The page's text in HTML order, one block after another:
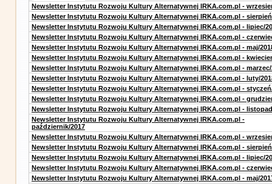
Newsletter Instytutu Rozwoju Kultury Alternatywnej IRKA.com.pl -
Newsletter Instytutu Rozwoju Kultury Alternatywnej IRKA.com.pl -
Newsletter Instytutu Rozwoju Kultury Alternatywnej IRKA.com.pl - lipiec/
Newsletter Instytutu Rozwoju Kultury Alternatywnej IRKA.com.pl -
Newsletter Instytutu Rozwoju Kultury Alternatywnej IRKA.com.pl - maj/
Newsletter Instytutu Rozwoju Kultury Alternatywnej IRKA.com.pl -
Newsletter Instytutu Rozwoju Kultury Alternatywnej IRKA.com.pl - marzec/
Newsletter Instytutu Rozwoju Kultury Alternatywnej IRKA.com.pl - luty/
Newsletter Instytutu Rozwoju Kultury Alternatywnej IRKA.com.pl -
Newsletter Instytutu Rozwoju Kultury Alternatywnej IRKA.com.pl -
Newsletter Instytutu Rozwoju Kultury Alternatywnej IRKA.com.pl -
Newsletter Instytutu Rozwoju Kultury Alternatywnej IRKA.com.pl -
październik/2017
Newsletter Instytutu Rozwoju Kultury Alternatywnej IRKA.com.pl -
Newsletter Instytutu Rozwoju Kultury Alternatywnej IRKA.com.pl -
Newsletter Instytutu Rozwoju Kultury Alternatywnej IRKA.com.pl - lipiec/
Newsletter Instytutu Rozwoju Kultury Alternatywnej IRKA.com.pl -
Newsletter Instytutu Rozwoju Kultury Alternatywnej IRKA.com.pl - maj/